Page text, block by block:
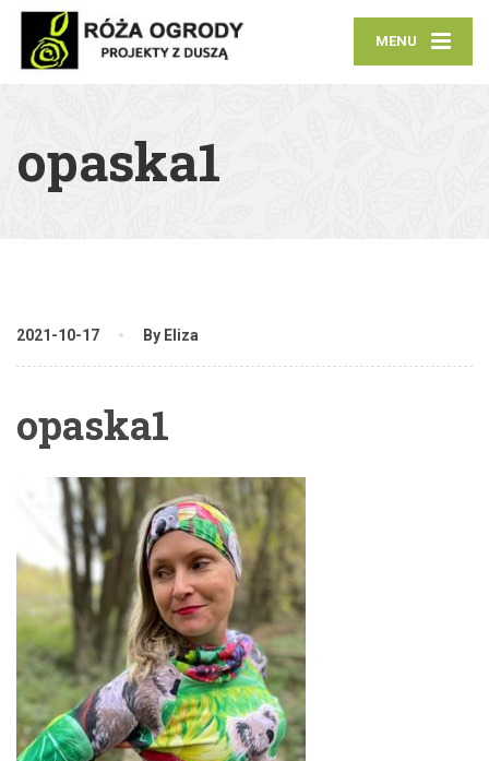
MENU
opaska1
2021-10-17 By Eliza
opaska1